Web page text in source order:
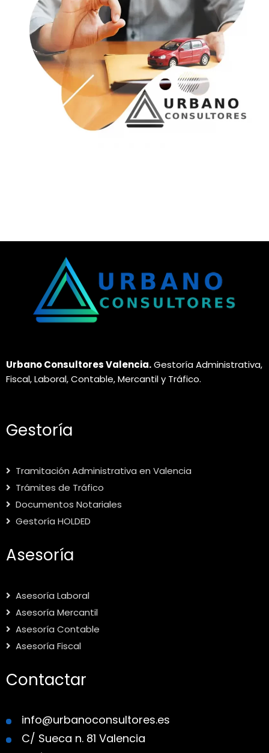
Urbano Consultores Valencia.Gestoría Administrativa,
Fiscal, Laboral, Contable, Mercantil y Tráfico.
Gestoría
Tramitación Administrativa en Valencia
Trámites de Tráfico
Documentos Notariales
Gestoría HOLDED
Asesoría
Asesoría Laboral
Asesoría Mercantil
Asesoría Contable
Asesoría Fiscal
Contactar
info@urbanoconsultores.es
C/ Sueca n. 81 Valencia